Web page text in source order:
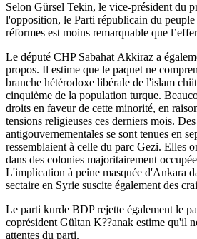
Selon Gürsel Tekin, le vice-président du
l'opposition, le Parti républicain du
réformes est moins remarquable que
Le député CHP Sabahat Akkiraz a
propos. Il estime que le paquet ne
branche hétérodoxe libérale de l'islam
cinquième de la population turque.
droits en faveur de cette minorité, en
tensions religieuses ces derniers mois.
antigouvernementales se sont tenues en
ressemblaient à celle du parc Gezi. Elles
dans des colonies majoritairement
L'implication à peine masquée d'Ankara
sectaire en Syrie suscite également des
Le parti kurde BDP rejette également le
coprésident Gültan K??anak estime qu'il
attentes du parti.